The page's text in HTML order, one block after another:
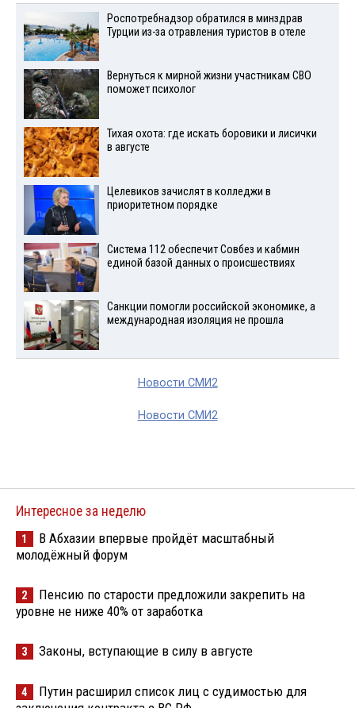
Роспотребнадзор обратился в минздрав
Турции из-за отравления туристов в отеле
Вернуться к мирной жизни участникам СВО
поможет психолог
Тихая охота: где искать боровики и лисички
в августе
Целевиков зачислят в колледжи в
приоритетном порядке
Система 112 обеспечит Совбез и кабмин
единой базой данных о происшествиях
Санкции помогли российской экономике, а
международная изоляция не прошла
Новости СМИ2
Новости СМИ2
Интересное за неделю
1
В Абхазии впервые пройдёт масштабный
молодёжный форум
2
Пенсию по старости предложили закрепить на
уровне не ниже 40% от заработка
3 Законы, вступающие в силу в августе
4
Путин расширил список лиц с судимостью для